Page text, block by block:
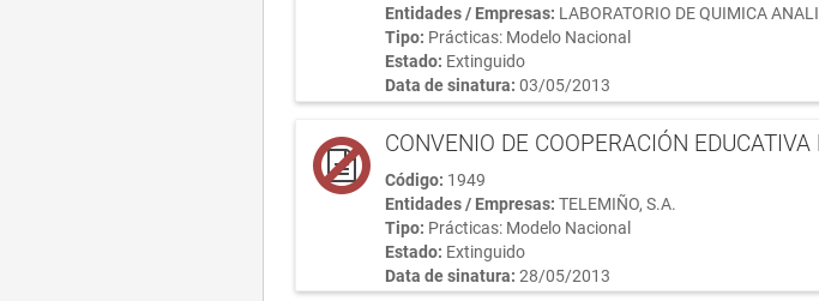
Entidades / Empresas: LABORATORIO DE QUIMICA
Tipo: Prácticas: Modelo Nacional
Estado: Extinguido
Data de sinatura: 03/05/2013
CONVENIO DE COOPERACIÓN
Código: 1949
Entidades / Empresas: TELEMIÑO, S.A.
Tipo: Prácticas: Modelo Nacional
Estado: Extinguido
Data de sinatura: 28/05/2013